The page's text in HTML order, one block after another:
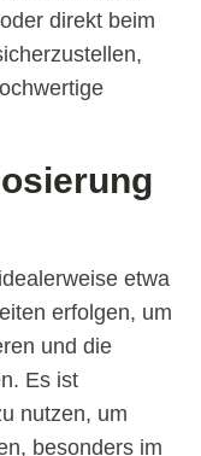
direkt beim
etwa
erfolgen, um
und die
Es ist
nutzen, um
besonders im